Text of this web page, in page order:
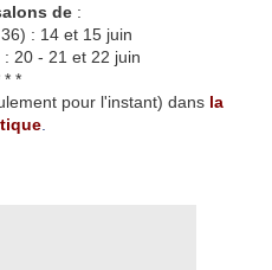
de:
: 14 et 15 juin
20 - 21 et 22 juin
* *
pour l'instant) dans la